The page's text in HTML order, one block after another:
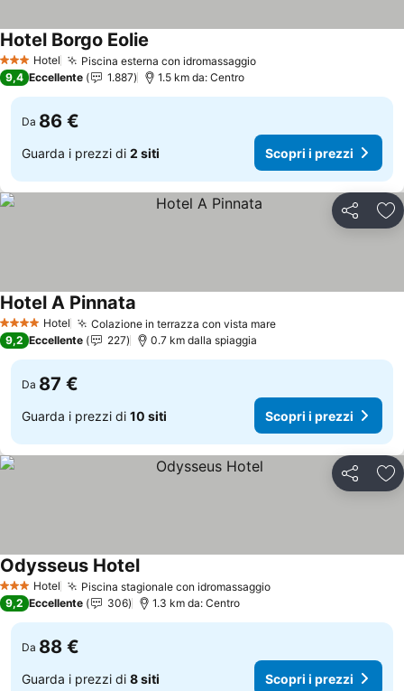
3 StelleHotel Piscina esterna con idromassaggioScopri i prezzi
Hotel Borgo Eolie
9,4 Eccellente 1.887 1.5 km da: Centro
Da 86 €
Guarda i prezzi di 2 siti Scopri i prezzi
Condividi
4 Stelle Hotel Colazione in terrazza con vista mareScopri i prezzi
Hotel A Pinnata
9,2 Eccellente 227 0.7 km dalla spiaggia
Da 87 €
Guarda i prezzi di 10 siti Scopri i prezzi
Condividi
3 StelleHotel Piscina stagionale con idromassaggioScopri i prezzi
Odysseus HotelScopri i prezzi
9,2 Eccellente 306 1.3 km da: Centro
Da 88 €
Guarda i prezzi di 8 siti Scopri i prezzi